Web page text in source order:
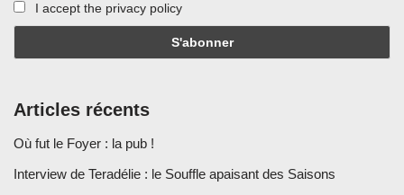
I accept the privacy policy
Articles récents
Où fut le Foyer : la pub !
Interview de Teradélie : le Souffle apaisant des Saisons